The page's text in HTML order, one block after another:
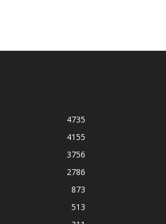
4735
4155
3756
2786
873
513